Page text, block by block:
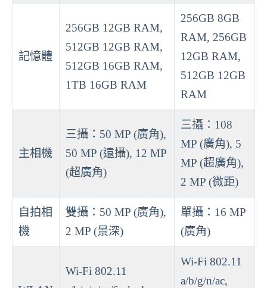
記憶體
256GB 12GB RAM,
512GB 12GB RAM,
512GB 16GB RAM,
1TB 16GB RAM
256GB 8GB
RAM, 256GB
12GB RAM,
512GB 12GB
RAM
主相機
三攝：50 MP (廣角),
50 MP (遠攝), 12 MP
(超廣角)
三攝：108
MP (廣角), 5
MP (超廣角),
2 MP (微距)
自拍相
機
雙攝：50 MP (廣角),
2 MP (景深)
單攝：16 MP
(廣角)
Wi-Fi 802.11
Wi-Fi 802.11
a/b/g/n/ac,